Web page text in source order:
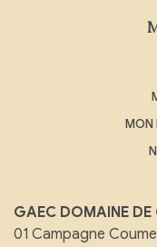
MON
GAEC DOMAINE DE
01 Campagne